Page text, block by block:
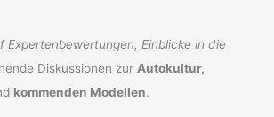
Expertenbewertungen, Einblicke in die
Diskussionen zur Autokultur,
kommenden Modellen.